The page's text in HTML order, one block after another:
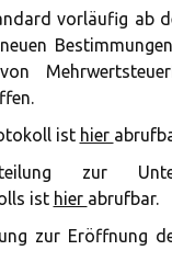
vorläufig ab
ist hier
zur
ist hier abrufbar.
zur Eröffnung